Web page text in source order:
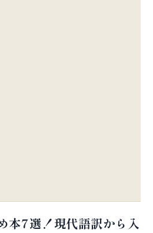
本7選！現代語訳から入